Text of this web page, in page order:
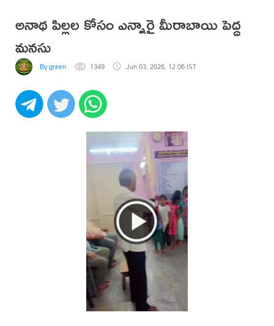
అనాథ పిల్లల కోసం ఎన్నారై మీరాబాయి పెద్ద
మనసు
By green 1349 Jun 03, 2026, 12:06 IST